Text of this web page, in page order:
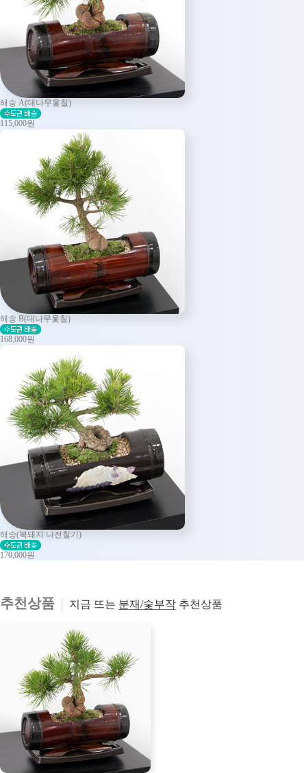
해송 A(대나무옻칠)
115,000원
해송 B(대나무옻칠)
168,000원
해송(복돼지 나전칠기)
170,000원
추천상품 지금 뜨는 분재/숯부작 추천상품